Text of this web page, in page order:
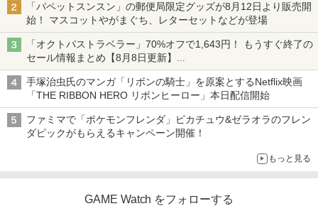
「パペットスンスン」の郵便局限定グッズが8月12日より販売開
始！ マスコットやがまぐち、レターセットなどが登場
「オクトパストラベラー」70%オフで1,643円！ もうすぐ終了の
セール情報まとめ【8月8日更新】
ニンテンドーeショップでは「大神 絶景版」が67%オフで990円
手塚治虫氏のマンガ「リボンの騎士」を原案とするNetflix映画
「THE RIBBON HERO リボンヒーロー」本日配信開始
ファミマで「ポケモンフレンダ」ピカチュウ&ゼラオラのフレン
ダピックがもらえるキャンペーン開催！
もっと見る
GAME Watch をフォローする